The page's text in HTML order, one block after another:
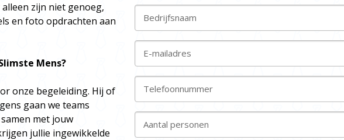
zijn niet genoeg,
en foto opdrachten aan
Mens?
onze begeleiding. Hij of
gaan we teams
met jouw
jullie ingewikkelde
Bedrijfsnaam
E-mailadres
Telefoonnummer
Aantal personen